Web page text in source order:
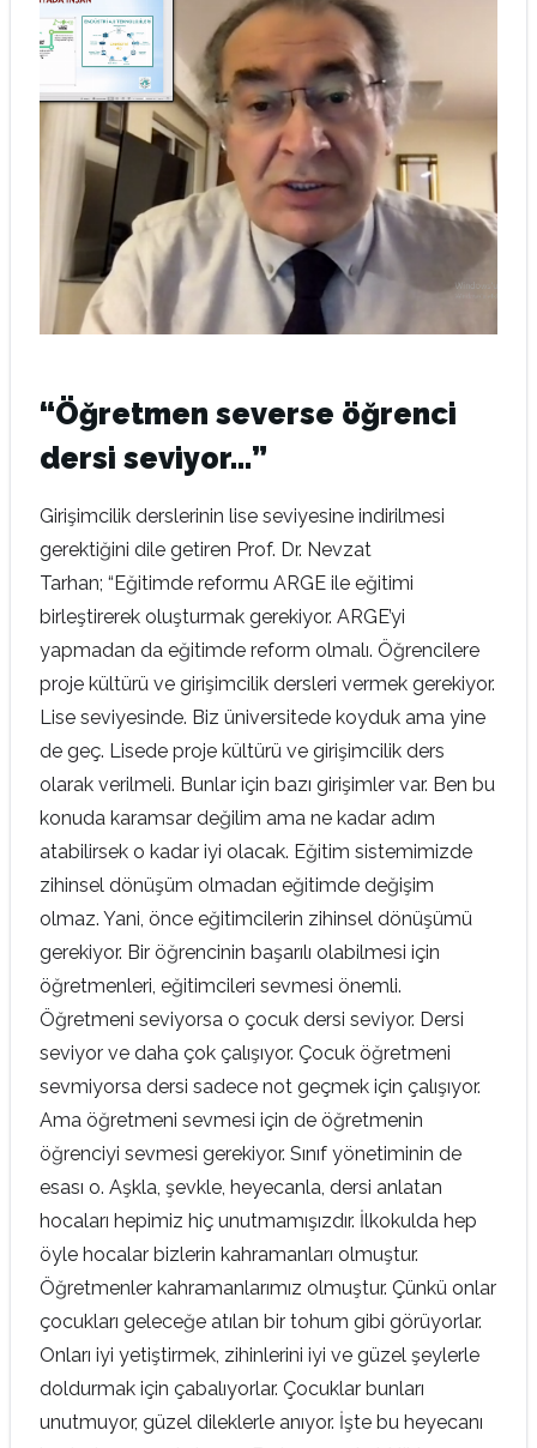
“Öğretmen severse öğrenci
dersi seviyor…”
Girişimcilik derslerinin lise seviyesine indirilmesi
gerektiğini dile getiren Prof. Dr. Nevzat
Tarhan; “Eğitimde reformu ARGE ile eğitimi
birleştirerek oluşturmak gerekiyor. ARGE’yi
yapmadan da eğitimde reform olmalı. Öğrencilere
proje kültürü ve girişimcilik dersleri vermek gerekiyor.
Lise seviyesinde. Biz üniversitede koyduk ama yine
de geç. Lisede proje kültürü ve girişimcilik ders
olarak verilmeli. Bunlar için bazı girişimler var. Ben bu
konuda karamsar değilim ama ne kadar adım
atabilirsek o kadar iyi olacak. Eğitim sistemimizde
zihinsel dönüşüm olmadan eğitimde değişim
olmaz. Yani, önce eğitimcilerin zihinsel dönüşümü
gerekiyor. Bir öğrencinin başarılı olabilmesi için
öğretmenleri, eğitimcileri sevmesi önemli.
Öğretmeni seviyorsa o çocuk dersi seviyor. Dersi
seviyor ve daha çok çalışıyor. Çocuk öğretmeni
sevmiyorsa dersi sadece not geçmek için çalışıyor.
Ama öğretmeni sevmesi için de öğretmenin
öğrenciyi sevmesi gerekiyor. Sınıf yönetiminin de
esası o. Aşkla, şevkle, heyecanla, dersi anlatan
hocaları hepimiz hiç unutmamışızdır. İlkokulda hep
öyle hocalar bizlerin kahramanları olmuştur.
Öğretmenler kahramanlarımız olmuştur. Çünkü onlar
çocukları geleceğe atılan bir tohum gibi görüyorlar.
Onları iyi yetiştirmek, zihinlerini iyi ve güzel şeylerle
doldurmak için çabalıyorlar. Çocuklar bunları
unutmuyor, güzel dileklerle anıyor. İşte bu heyecanı